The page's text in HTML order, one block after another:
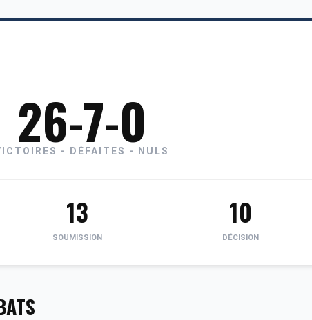
26-7-0
- DÉFAITES - NULS
13
SOUMISSION
10
DÉCISION